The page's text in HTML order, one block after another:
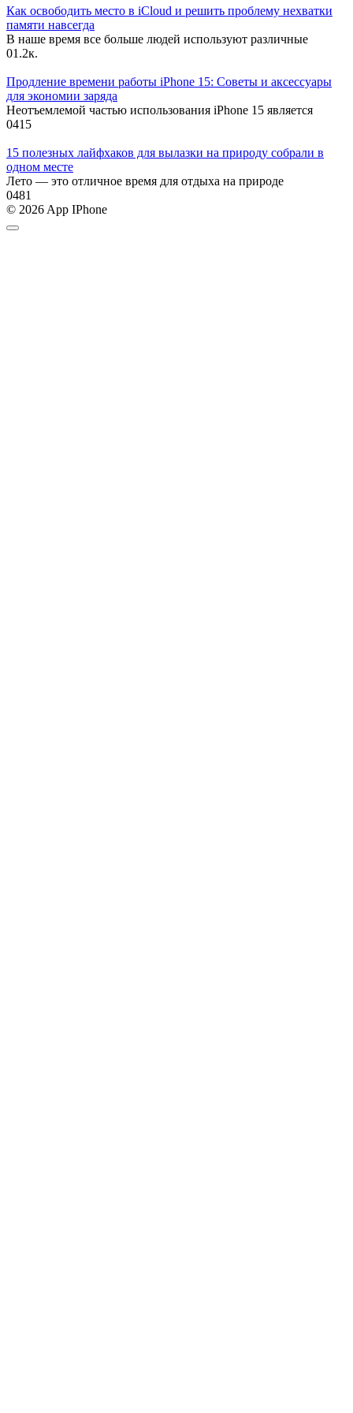
Как освободить место в iCloud и решить проблему нехватки
памяти навсегда
В наше время все больше людей используют различные
01.2к.
Продление времени работы iPhone 15: Советы и аксессуары
для экономии заряда
Неотъемлемой частью использования iPhone 15 является
0415
15 полезных лайфхаков для вылазки на природу собрали в
одном месте
Лето — это отличное время для отдыха на природе
0481
© 2026 App IPhone